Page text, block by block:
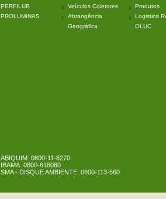
PERFILUB
PROLUMINAS
Veículos Coletores
Abrangência
Geográfica
Produtos
Logistica
OLUC
ABIQUIM: 0800-11-8270
IBAMA: 0800-618080
SMA - DISQUE AMBIENTE: 0800-113-560